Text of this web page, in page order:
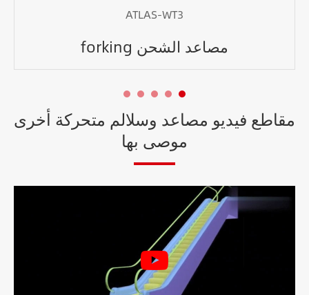
ATLAS-WT3
مصاعد الشحن forking
مقاطع فيديو مصاعد وسلالم متحركة أخرى
موصى بها